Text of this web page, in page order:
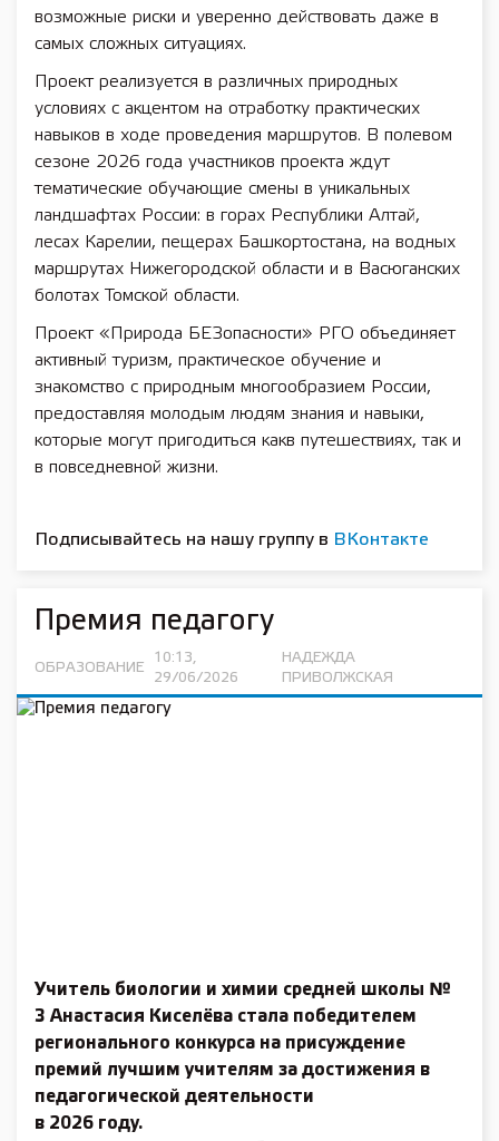
возможные риски и уверенно действовать даже в
самых сложных ситуациях.
Проект реализуется в различных природных
условиях с акцентом на отработку практических
навыков в ходе проведения маршрутов. В полевом
сезоне 2026 года участников проекта ждут
тематические обучающие смены в уникальных
ландшафтах России: в горах Республики Алтай,
лесах Карелии, пещерах Башкортостана, на водных
маршрутах Нижегородской области и в Васюганских
болотах Томской области.
Проект «Природа БЕЗопасности» РГО объединяет
активный туризм, практическое обучение и
знакомство с природным многообразием России,
предоставляя молодым людям знания и навыки,
которые могут пригодиться какв путешествиях, так и
в повседневной жизни.
Подписывайтесь на нашу группу в ВКонтакте
Премия педагогу
ОБРАЗОВАНИЕ
10:13,
29/06/2026
НАДЕЖДА
ПРИВОЛЖСКАЯ
Учитель биологии и химии средней школы №
3 Анастасия Киселёва стала победителем
регионального конкурса на присуждение
премий лучшим учителям за достижения в
педагогической деятельности
в 2026 году.